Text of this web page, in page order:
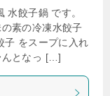
水餃子鍋 です。
素の冷凍水餃子
子 をスープに入れ
んとなっ […]